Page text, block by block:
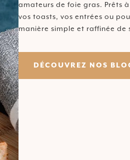
amateurs de foie gras. Prêts
vos toasts, vos entrées ou
manière simple et raffinée de
DÉCOUVREZ NOS